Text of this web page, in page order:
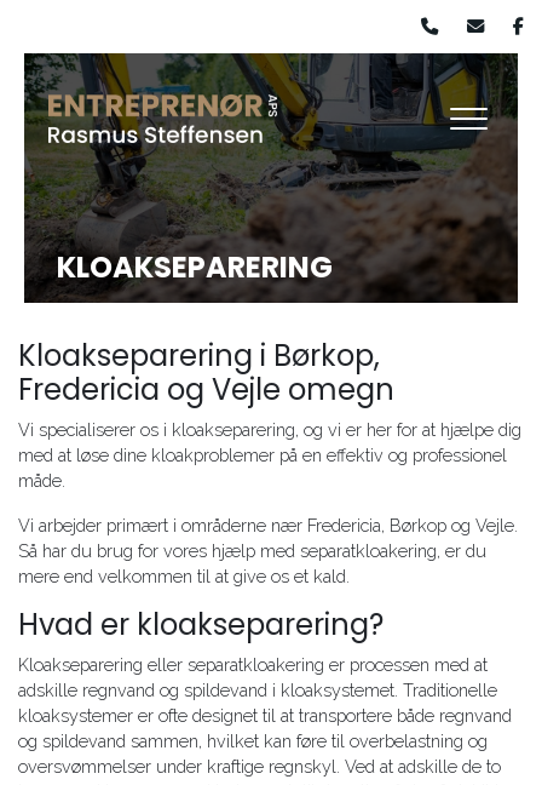
hovedindhold
KLOAKSEPARERING
Kloakseparering i Børkop,
Fredericia og Vejle omegn
Vi specialiserer os i kloakseparering, og vi er her for at hjælpe dig
med at løse dine kloakproblemer på en effektiv og professionel
måde.
Vi arbejder primært i områderne nær Fredericia, Børkop og Vejle.
Så har du brug for vores hjælp med separatkloakering, er du
mere end velkommen til at give os et kald.
Hvad er kloakseparering?
Kloakseparering eller separatkloakering er processen med at
adskille regnvand og spildevand i kloaksystemet. Traditionelle
kloaksystemer er ofte designet til at transportere både regnvand
og spildevand sammen, hvilket kan føre til overbelastning og
oversvømmelser under kraftige regnskyl. Ved at adskille de to